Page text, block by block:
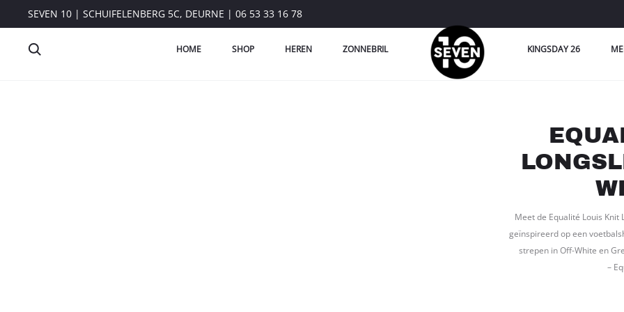
SEVEN 10 | SCHUIFELENBERG 5C, DEURNE | 06 53 33 16 78
HOME SHOP HEREN ZONNEBRIL KINGSDAY 26
Meet de Equalité Louis Knit
geïnspireerd op een
strepen in Off-White en
–